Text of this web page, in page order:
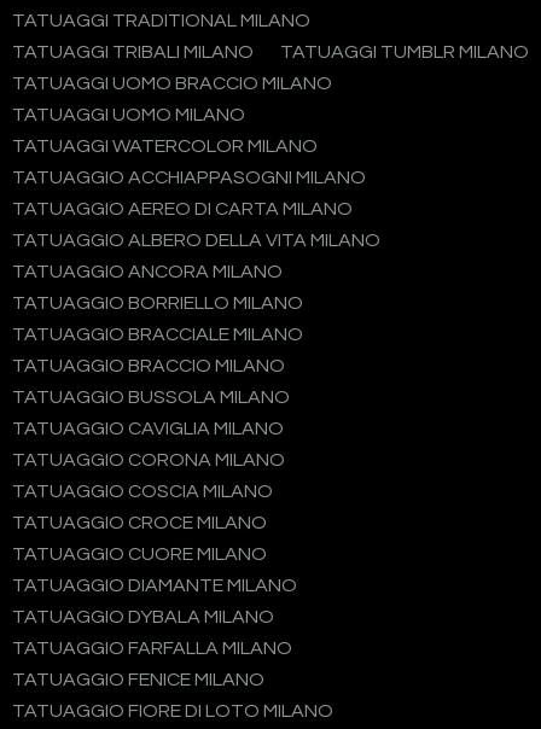
TATUAGGI TRADITIONAL MILANO
TATUAGGI TRIBALI MILANO
TATUAGGI TUMBLR MILANO
TATUAGGI UOMO BRACCIO MILANO
TATUAGGI UOMO MILANO
TATUAGGI WATERCOLOR MILANO
TATUAGGIO ACCHIAPPASOGNI MILANO
TATUAGGIO AEREO DI CARTA MILANO
TATUAGGIO ALBERO DELLA VITA MILANO
TATUAGGIO ANCORA MILANO
TATUAGGIO BORRIELLO MILANO
TATUAGGIO BRACCIALE MILANO
TATUAGGIO BRACCIO MILANO
TATUAGGIO BUSSOLA MILANO
TATUAGGIO CAVIGLIA MILANO
TATUAGGIO CORONA MILANO
TATUAGGIO COSCIA MILANO
TATUAGGIO CROCE MILANO
TATUAGGIO CUORE MILANO
TATUAGGIO DIAMANTE MILANO
TATUAGGIO DYBALA MILANO
TATUAGGIO FARFALLA MILANO
TATUAGGIO FENICE MILANO
TATUAGGIO FIORE DI LOTO MILANO